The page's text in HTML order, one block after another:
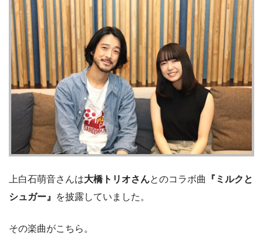
上白石萌音さんは大橋トリオさんとのコラボ曲
『ミルクと
シュガー』
を披露していました。
その楽曲がこちら。